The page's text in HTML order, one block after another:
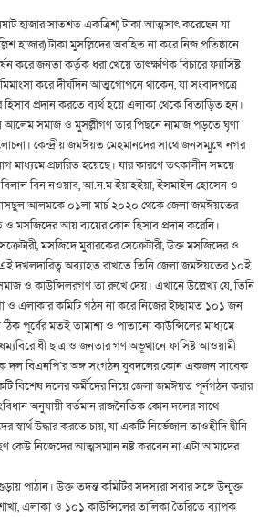
হাজার সাতশত একত্রিশ) টাকা আত্মসাৎ করেছেন যা
টাকা মুসল্লিদের অবহিত না করে নিজ প্রতিষ্ঠানে
করে জনতা কর্তৃক ধরা খেয়ে তাৎক্ষণিক বিচারে ফ্যাসিষ্ট
করে দীর্ঘদিন আত্মগোপনে থাকেন, যা সংবাদপত্রে
হিসাব প্রদান করতে ব্যর্থ হয়ে এলাকা থেকে বিতাড়িত হন।
আলেম সমাজ ও মুসল্লীগণ তার পিছনে নামাজ পড়তে ঘৃণা
কেন্দ্রীয় জমঈয়ত মেহমানদের সাথে জনসম্মুখে নগর
মাধ্যমে প্রচারিত হয়েছে। যার কারণে তৎকালীন সময়ে
বিন নওয়াব, আ.ন.ম ইয়াহইয়া, ইসমাইল হোসেন ও
আলমকে ০১লা মার্চ ২০২০ থেকে জেলা জমঈয়তের
মসজিদের আয় ব্যয়ের কোন হিসাব প্রদান করেনি।
মসজিদে মুবারকের সেক্রেটারী, উক্ত মসজিদের ও
দখলদারিত্ব অব্যাহত রাখতে তিনি জেলা জমঈয়তের ১০ই
ও কাউন্সিলরগণ তা রুখে দেয়। এখানে উল্লেখ্য যে, তিনি
এলাকার কমিটি গঠন না করে নিজের ইচ্ছামত ১০১ জন
পূর্বের মতই তামাশা ও পাতানো কাউন্সিলের মাধ্যমে
ছাত্র ও জনতার গণ অভূত্থানে ফাসিষ্ট আওয়ামী
দল বিএনপি’র অঙ্গ সংগঠন যুবদলের কোন একজন সাবেক
দলের কর্মীদের নিয়ে জেলা জমঈয়ত পূর্নগঠন করার
অনুযায়ী বর্তমান রাজনৈতিক কোন দলের সাথে
উদ্ধার করতে চায়, যা একটি নির্ভেজাল তাওহীদি দ্বীনি
কেউ নিজেদের আত্মসম্মান নষ্ট করবেন না এটা আমাদের
পাঠান। উক্ত তদন্ত কমিটির সদস্যরা সবার সঙ্গে উন্মুক্ত
এলাকা ও ১০১ কাউন্সিলের তালিকা তৈরিতে ব্যাপক